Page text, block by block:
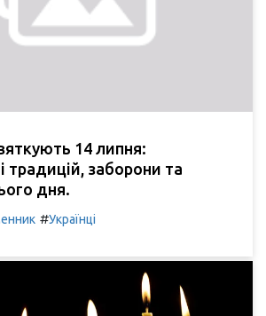
14 липня:
традицій, заборони та
дня.
#Українці